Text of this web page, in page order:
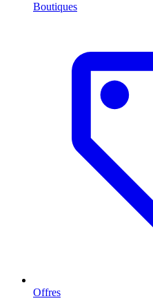
Boutiques
Offres